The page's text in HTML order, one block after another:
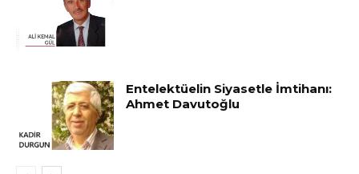
Entelektüelin Siyasetle İmtihanı:
Ahmet Davutoğlu